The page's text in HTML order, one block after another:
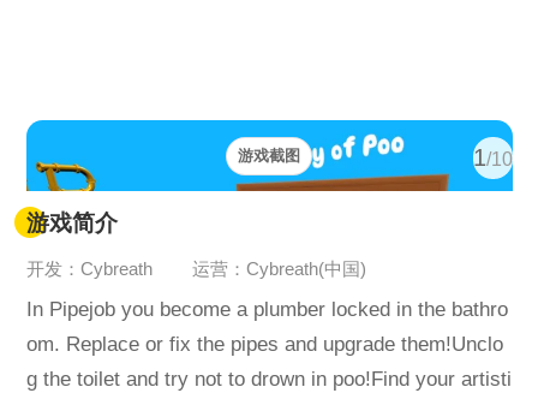
1/10
游戏截图
游戏简介
开发：Cybreath 运营：Cybreath(中国)
In Pipejob you become a plumber locked in the bathro
om. Replace or fix the pipes and upgrade them!Unclo
g the toilet and try not to drown in poo!Find your artisti